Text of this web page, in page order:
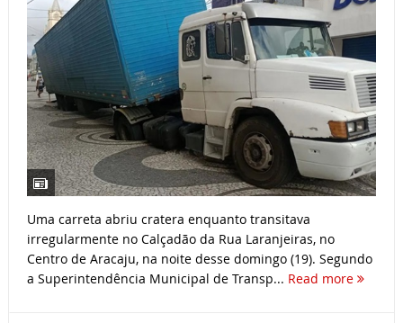
Uma carreta abriu cratera enquanto transitava
irregularmente no Calçadão da Rua Laranjeiras, no
Centro de Aracaju, na noite desse domingo (19). Segundo
a Superintendência Municipal de Transp... Read more